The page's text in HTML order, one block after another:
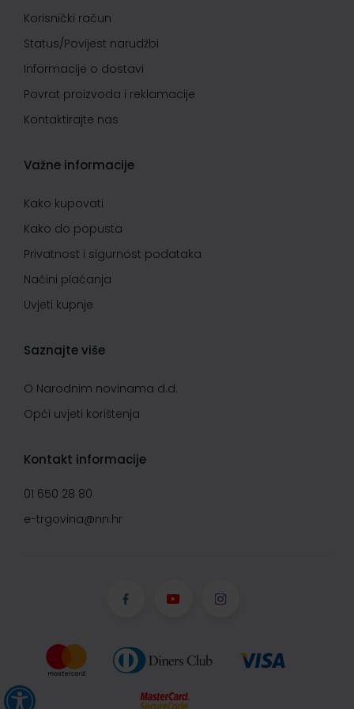
Korisnički račun
Status/Povijest narudžbi
Informacije o dostavi
Povrat proizvoda i reklamacije
Kontaktirajte nas
Važne informacije
Kako kupovati
Kako do popusta
Privatnost i sigurnost podataka
Načini plaćanja
Uvjeti kupnje
Saznajte više
O Narodnim novinama d.d.
Opći uvjeti korištenja
Kontakt informacije
01 650 28 80
e-trgovina@nn.hr